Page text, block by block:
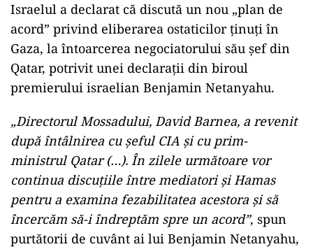
Israelul a declarat că discută un nou „plan de
acord” privind eliberarea ostaticilor ținuți în
Gaza, la întoarcerea negociatorului său șef din
Qatar, potrivit unei declarații din biroul
premierului israelian Benjamin Netanyahu.
„Directorul Mossadului, David Barnea, a revenit
după întâlnirea cu șeful CIA și cu prim-
ministrul Qatar (…). În zilele următoare vor
continua discuțiile între mediatori și Hamas
pentru a examina fezabilitatea acestora și să
încercăm să-i îndreptăm spre un acord”, spun
purtătorii de cuvânt ai lui Benjamin Netanyahu,